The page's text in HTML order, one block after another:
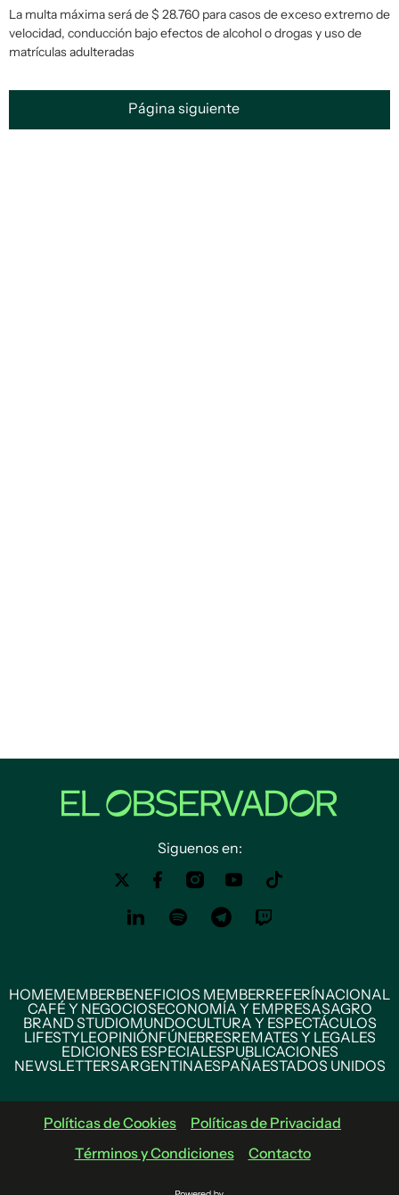
La multa máxima será de $ 28.760 para casos de exceso extremo de
velocidad, conducción bajo efectos de alcohol o drogas y uso de
matrículas adulteradas
Página siguiente
Siguenos en:
HOMEMEMBERBENEFICIOS MEMBERREFERÍNACIONAL
CAFÉ Y NEGOCIOSECONOMÍA Y EMPRESASAGRO
BRAND STUDIOMUNDOCULTURA Y ESPECTÁCULOS
LIFESTYLEOPINIÓNFÚNEBRESREMATES Y LEGALES
EDICIONES ESPECIALESPUBLICACIONES
NEWSLETTERSARGENTINAESPAÑAESTADOS UNIDOS
Políticas de Cookies
Políticas de Privacidad
Términos y Condiciones
Contacto